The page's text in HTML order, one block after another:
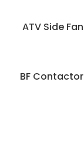
ATV Side Fan
BF Contactor